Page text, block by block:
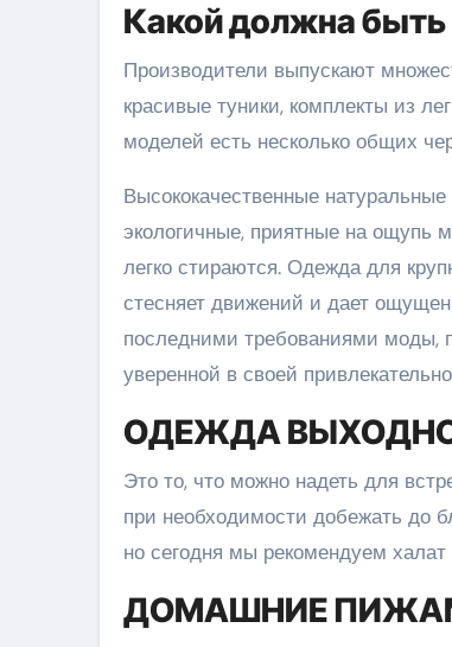
Какой должна
Производители выпускают
красивые туники, комплекты из
моделей есть несколько общих
Высококачественные
экологичные, приятные на ощупь
легко стираются. Одежда для
стесняет движений и дает
последними требованиями моды,
уверенной в своей
ОДЕЖДА
Это то, что можно надеть для
при необходимости добежать до
но сегодня мы рекомендуем
ДОМАШНИЕ